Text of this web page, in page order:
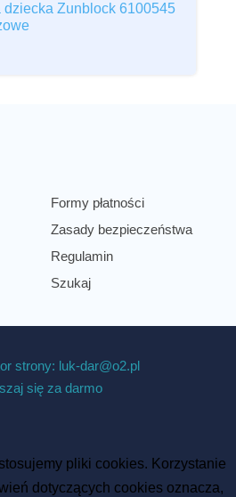
dziecka Zunblock 6100545
Formy płatności
Zasady bezpieczeństwa
Regulamin
Szukaj
strony: luk-dar@o2.pl
się za darmo
pliki cookies. Korzystanie
dotyczących cookies oznacza,